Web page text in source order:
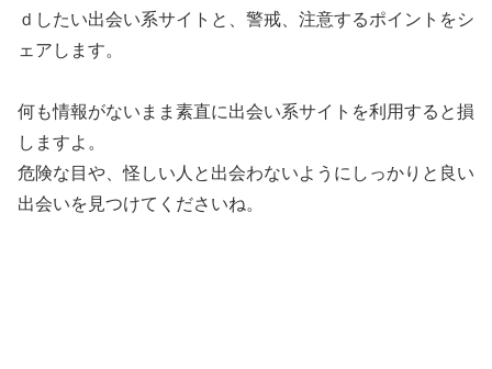
ｄしたい出会い系サイトと、警戒、注意するポイントをシ
ェアします。
何も情報がないまま素直に出会い系サイトを利用すると損
しますよ。
危険な目や、怪しい人と出会わないようにしっかりと良い
出会いを見つけてくださいね。